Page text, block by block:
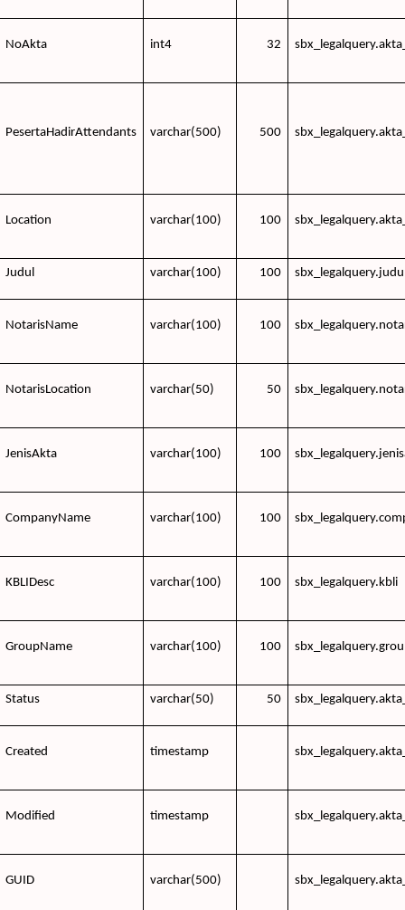
NoAkta int4 32
PesertaHadirAttendants varchar(500) 500
Location varchar(100) 100
Judul varchar(100) 100
NotarisName varchar(100) 100
NotarisLocation varchar(50) 50
JenisAkta varchar(100) 100
CompanyName varchar(100) 100
KBLIDesc varchar(100) 100 sbx_legalquery.kbli
GroupName varchar(100) 100
Status varchar(50) 50
Created timestamp
Modified timestamp
GUID varchar(500)